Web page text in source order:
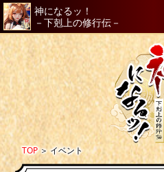
神になるッ！
－下剋上の修行伝－
TOP＞イベント